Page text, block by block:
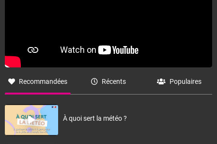
Recommandées Récents Populaires
À quoi sert la météo ?